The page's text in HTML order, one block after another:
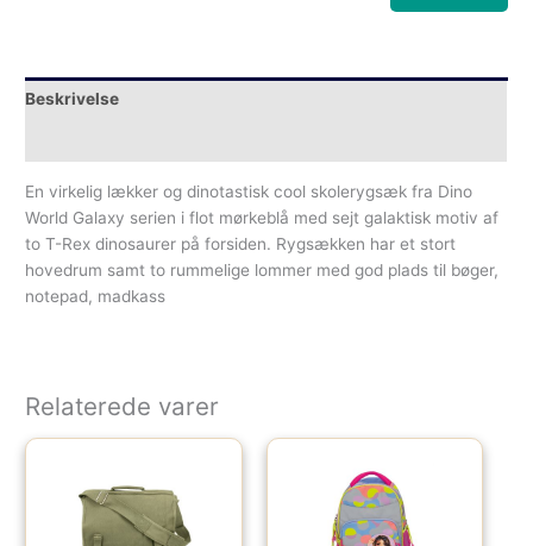
Beskrivelse
En virkelig lækker og dinotastisk cool skolerygsæk fra Dino
World Galaxy serien i flot mørkeblå med sejt galaktisk motiv af
to T-Rex dinosaurer på forsiden. Rygsækken har et stort
hovedrum samt to rummelige lommer med god plads til bøger,
notepad, madkass
Relaterede varer